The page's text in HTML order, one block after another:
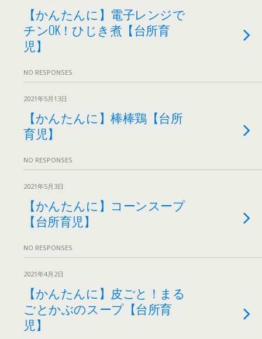
【かんたんに】電子レンジで
チンOK！ひじき煮【台所育
児】
NO RESPONSES
2021年5月13日
【かんたんに】棒棒鶏【台所
育児】
NO RESPONSES
2021年5月3日
【かんたんに】コーンスープ
【台所育児】
NO RESPONSES
2021年4月2日
【かんたんに】皮ごと！まる
ごとかぶのスープ【台所育
児】